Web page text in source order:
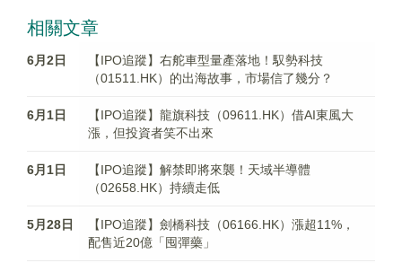
相關文章
6月2日
【IPO追蹤】右舵車型量產落地！馭勢科技
（01511.HK）的出海故事，市場信了幾分？
6月1日
【IPO追蹤】龍旗科技（09611.HK）借AI東風大
漲，但投資者笑不出來
6月1日
【IPO追蹤】解禁即將來襲！天域半導體
（02658.HK）持續走低
5月28日
【IPO追蹤】劍橋科技（06166.HK）漲超11%，
配售近20億「囤彈藥」